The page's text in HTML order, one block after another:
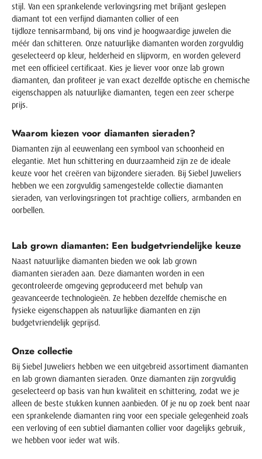
stijl. Van een sprankelende verlovingsring met briljant geslepen
diamant tot een verfijnd diamanten collier of een
tijdloze tennisarmband, bij ons vind je hoogwaardige juwelen die
méér dan schitteren. Onze natuurlijke diamanten worden zorgvuldig
geselecteerd op kleur, helderheid en slijpvorm, en worden geleverd
met een officieel certificaat. Kies je liever voor onze lab grown
diamanten, dan profiteer je van exact dezelfde optische en chemische
eigenschappen als natuurlijke diamanten, tegen een zeer scherpe
prijs.
Waarom kiezen voor diamanten sieraden?
Diamanten zijn al eeuwenlang een symbool van schoonheid en
elegantie. Met hun schittering en duurzaamheid zijn ze de ideale
keuze voor het creëren van bijzondere sieraden. Bij Siebel Juweliers
hebben we een zorgvuldig samengestelde collectie diamanten
sieraden, van verlovingsringen tot prachtige colliers, armbanden en
oorbellen.
Lab grown diamanten: Een budgetvriendelijke keuze
Naast natuurlijke diamanten bieden we ook lab grown
diamanten sieraden aan. Deze diamanten worden in een
gecontroleerde omgeving geproduceerd met behulp van
geavanceerde technologieën. Ze hebben dezelfde chemische en
fysieke eigenschappen als natuurlijke diamanten en zijn
budgetvriendelijk geprijsd.
Onze collectie
Bij Siebel Juweliers hebben we een uitgebreid assortiment diamanten
en lab grown diamanten sieraden. Onze diamanten zijn zorgvuldig
geselecteerd op basis van hun kwaliteit en schittering, zodat we je
alleen de beste stukken kunnen aanbieden. Of je nu op zoek bent naar
een sprankelende diamanten ring voor een speciale gelegenheid zoals
een verloving of een subtiel diamanten collier voor dagelijks gebruik,
we hebben voor ieder wat wils.